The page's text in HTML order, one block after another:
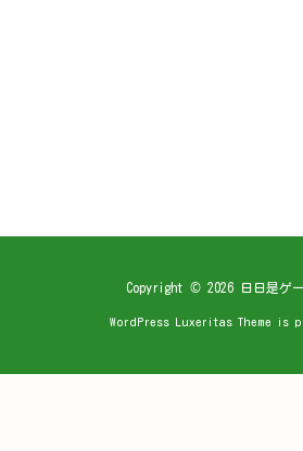
Copyright © 2026 日日是ゲ
WordPress Luxeritas Theme is